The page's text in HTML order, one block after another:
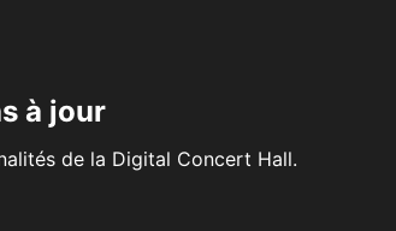
à jour
de la Digital Concert Hall.